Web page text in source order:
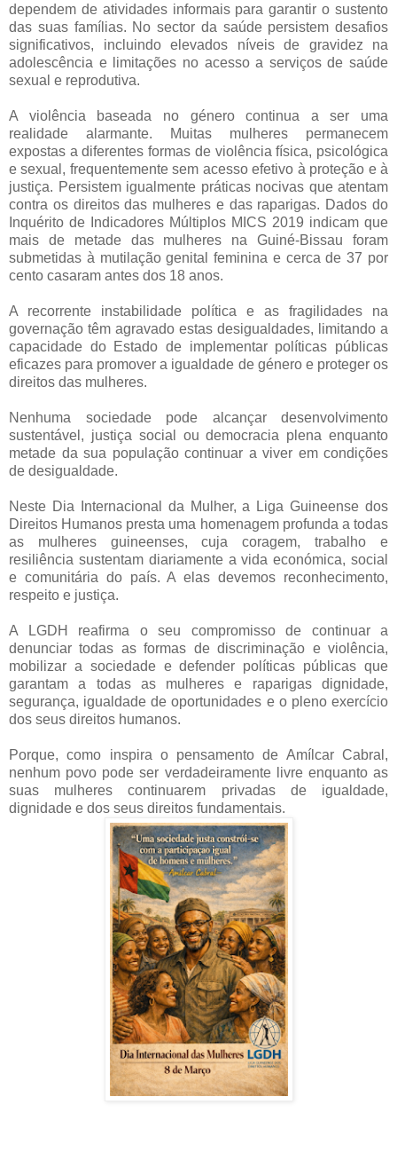
dependem de atividades informais para garantir o sustento
das suas famílias. No sector da saúde persistem desafios
significativos, incluindo elevados níveis de gravidez na
adolescência e limitações no acesso a serviços de saúde
sexual e reprodutiva.
A violência baseada no género continua a ser uma
realidade alarmante. Muitas mulheres permanecem
expostas a diferentes formas de violência física, psicológica
e sexual, frequentemente sem acesso efetivo à proteção e à
justiça. Persistem igualmente práticas nocivas que atentam
contra os direitos das mulheres e das raparigas. Dados do
Inquérito de Indicadores Múltiplos MICS 2019 indicam que
mais de metade das mulheres na Guiné-Bissau foram
submetidas à mutilação genital feminina e cerca de 37 por
cento casaram antes dos 18 anos.
A recorrente instabilidade política e as fragilidades na
governação têm agravado estas desigualdades, limitando a
capacidade do Estado de implementar políticas públicas
eficazes para promover a igualdade de género e proteger os
direitos das mulheres.
Nenhuma sociedade pode alcançar desenvolvimento
sustentável, justiça social ou democracia plena enquanto
metade da sua população continuar a viver em condições
de desigualdade.
Neste Dia Internacional da Mulher, a Liga Guineense dos
Direitos Humanos presta uma homenagem profunda a todas
as mulheres guineenses, cuja coragem, trabalho e
resiliência sustentam diariamente a vida económica, social
e comunitária do país. A elas devemos reconhecimento,
respeito e justiça.
A LGDH reafirma o seu compromisso de continuar a
denunciar todas as formas de discriminação e violência,
mobilizar a sociedade e defender políticas públicas que
garantam a todas as mulheres e raparigas dignidade,
segurança, igualdade de oportunidades e o pleno exercício
dos seus direitos humanos.
Porque, como inspira o pensamento de Amílcar Cabral,
nenhum povo pode ser verdadeiramente livre enquanto as
suas mulheres continuarem privadas de igualdade,
dignidade e dos seus direitos fundamentais.